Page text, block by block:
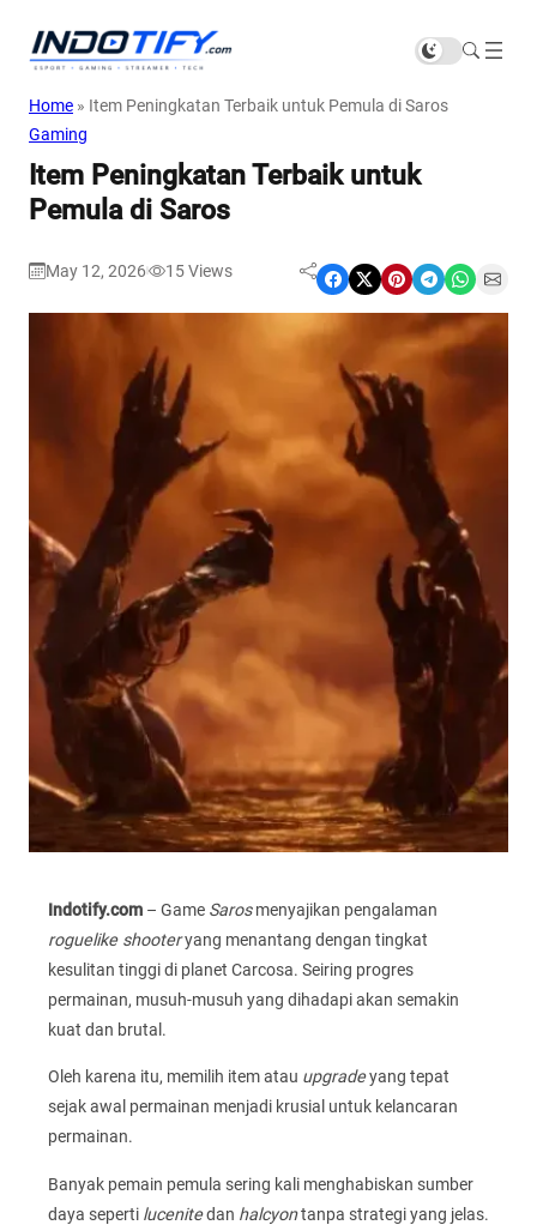
Home » Item Peningkatan Terbaik untuk Pemula di Saros
Gaming
Item Peningkatan Terbaik untuk
Pemula di Saros
May 12, 2026 15Views Share on Facebook Share on X Share on Pinterest Share on Telegram Share on WhatsApp Share on Email
Indotify.com – Game Sarosmenyajikan pengalaman
roguelike shooteryang menantang dengan tingkat
kesulitan tinggi di planet Carcosa. Seiring progres
permainan, musuh-musuh yang dihadapi akan semakin
kuat dan brutal.
Oleh karena itu, memilih item atau upgradeyang tepat
sejak awal permainan menjadi krusial untuk kelancaran
permainan.
Banyak pemain pemula sering kali menghabiskan sumber
daya seperti lucenitedan halcyontanpa strategi yang jelas.